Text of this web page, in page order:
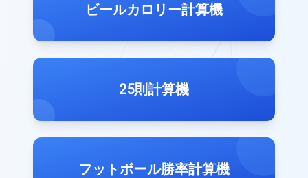
ビールカロリー計算機
25則計算機
フットボール勝率計算機